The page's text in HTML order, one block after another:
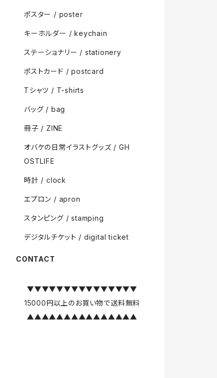
ポスター / poster
キーホルダー / keychain
ステーショナリー / stationery
ポストカード / postcard
Tシャツ / T-shirts
バッグ / bag
冊子 / ZINE
オバケの日常イラストグッズ / GH
OSTLIFE
時計 / clock
エプロン / apron
スタンピング / stamping
デジタルチケット / digital ticket
CONTACT
▼▼▼▼▼▼▼▼▼▼▼▼▼▼▼
15000円以上のお買い物で送料無料
▲▲▲▲▲▲▲▲▲▲▲▲▲▲▲